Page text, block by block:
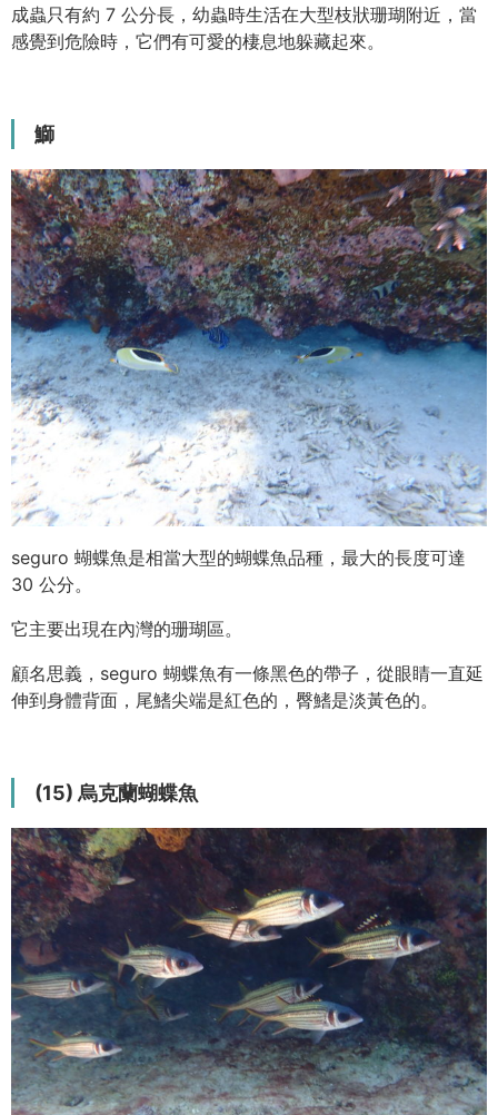
成蟲只有約 7 公分長，幼蟲時生活在大型枝狀珊瑚附近，當
感覺到危險時，它們有可愛的棲息地躲藏起來。
鰤
seguro 蝴蝶魚是相當大型的蝴蝶魚品種，最大的長度可達
30 公分。
它主要出現在內灣的珊瑚區。
顧名思義，seguro 蝴蝶魚有一條黑色的帶子，從眼睛一直延
伸到身體背面，尾鰭尖端是紅色的，臀鰭是淡黃色的。
(15) 烏克蘭蝴蝶魚